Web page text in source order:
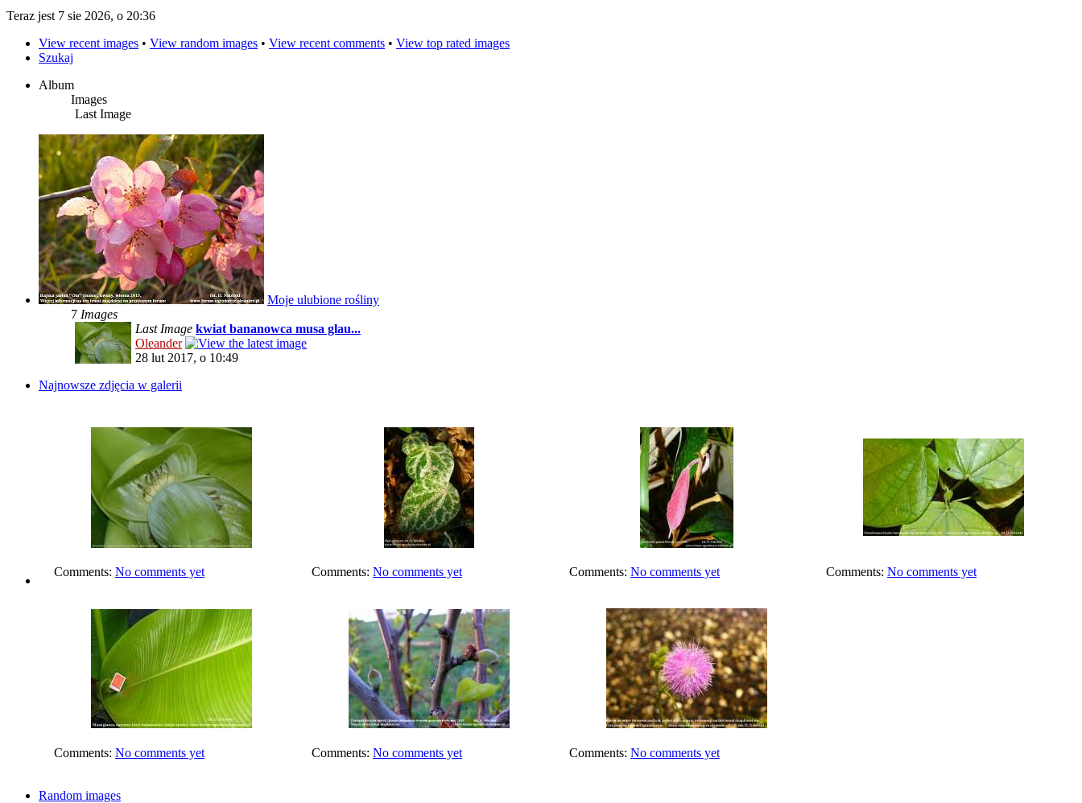
Teraz jest 7 sie 2026, o 20:36
View recent images • View random images • View recent comments • View top rated images
Szukaj
Album
Images
Last Image
Moje ulubione rośliny
7 Images
Last Image kwiat bananowca musa glau...
Oleander
28 lut 2017, o 10:49
Najnowsze zdjęcia w galerii
Comments: No comments yet Comments: No comments yet Comments: No comments yet Comments: No comments yet
Comments: No comments yet Comments: No comments yet Comments: No comments yet
Random images